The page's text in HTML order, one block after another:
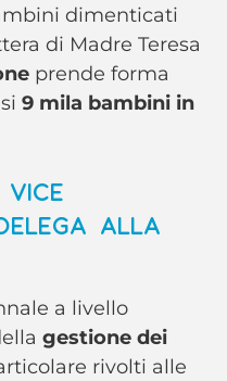
dimenticati
di Madre Teresa
prende forma
9 mila bambini in
ALLA
a livello
gestione dei
rivolti alle